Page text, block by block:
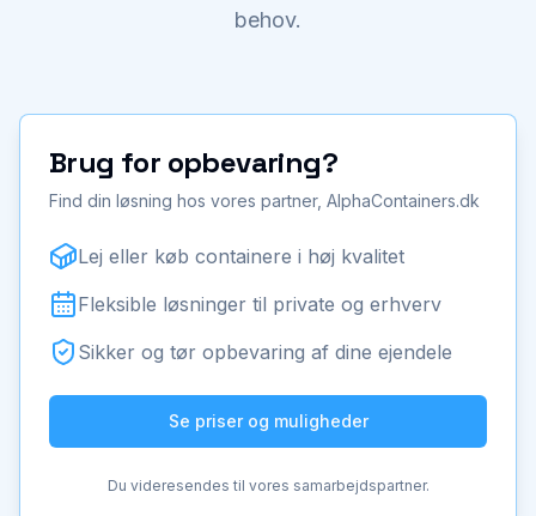
behov.
Brug for opbevaring?
Find din løsning hos vores partner, AlphaContainers.dk
Lej eller køb containere i høj kvalitet
Fleksible løsninger til private og erhverv
Sikker og tør opbevaring af dine ejendele
Se priser og muligheder
Du videresendes til vores samarbejdspartner.